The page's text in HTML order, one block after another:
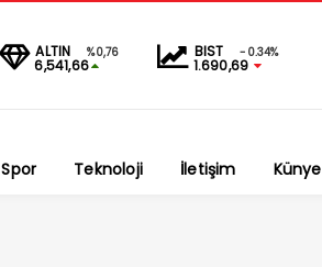
ALTIN %0,76
6,541,66
BIST -0.34%
1.690,69
Spor Teknoloji İletişim Künye